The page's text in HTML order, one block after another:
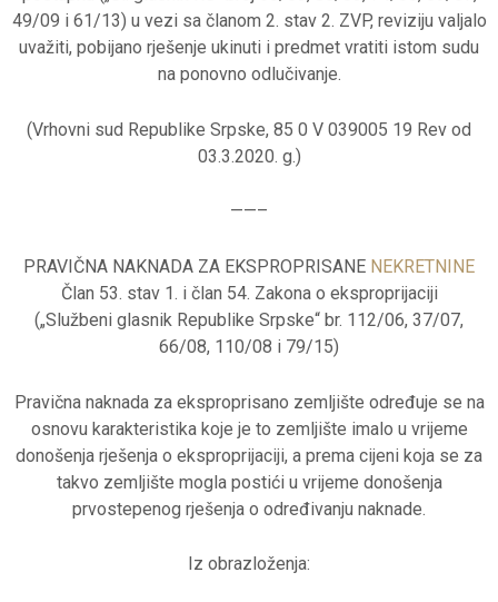
49/09 i 61/13) u vezi sa članom 2. stav 2. ZVP, reviziju valjalo
uvažiti, pobijano rješenje ukinuti i predmet vratiti istom sudu
na ponovno odlučivanje.
(Vrhovni sud Republike Srpske, 85 0 V 039005 19 Rev od
03.3.2020. g.)
——–
PRAVIČNA NAKNADA ZA EKSPROPRISANE NEKRETNINE
Član 53. stav 1. i član 54. Zakona o eksproprijaciji
(„Službeni glasnik Republike Srpske“ br. 112/06, 37/07,
66/08, 110/08 i 79/15)
Pravična naknada za eksproprisano zemljište određuje se na
osnovu karakteristika koje je to zemljište imalo u vrijeme
donošenja rješenja o eksproprijaciji, a prema cijeni koja se za
takvo zemljište mogla postići u vrijeme donošenja
prvostepenog rješenja o određivanju naknade.
Iz obrazloženja: